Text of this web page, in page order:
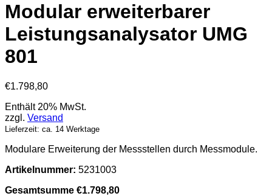
Modular erweiterbarer
Leistungsanalysator UMG
801
€1.798,80
Enthält 20% MwSt.
zzgl. Versand
Lieferzeit: ca. 14 Werktage
Modulare Erweiterung der Messstellen durch Messmodule.
Artikelnummer: 5231003
Gesamtsumme €1.798,80